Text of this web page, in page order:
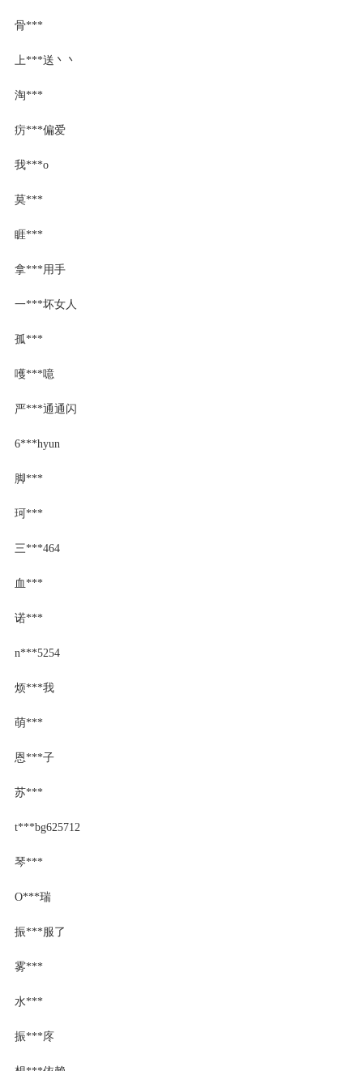
骨***
上***送丶丶
淘***
疠***偏爱
我***o
莫***
睚***
拿***用手
一***坏女人
孤***
嚄***噫
严***通通闪
6***hyun
脚***
珂***
三***464
血***
诺***
n***5254
烦***我
萌***
恩***子
苏***
t***bg625712
琴***
O***瑞
振***服了
雾***
水***
振***庝